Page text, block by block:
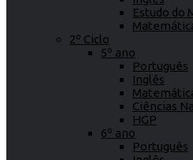
Estudo do
2º Ciclo
5º ano
Português
Inglês
Ciências
HGP
6º ano
Português